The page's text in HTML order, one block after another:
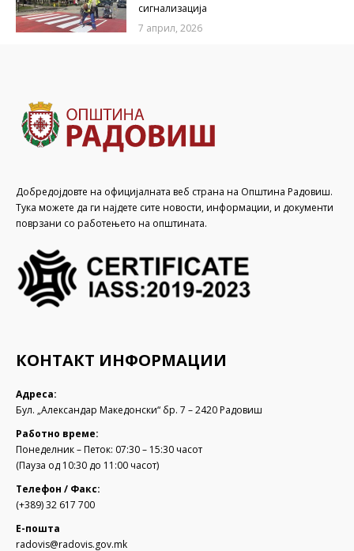
сигнализација
7 април, 2026
Добредојдовте на официјалната веб страна на Општина Радовиш.
Тука можете да ги најдете сите новости, информации, и документи
поврзани со работењето на општината.
КОНТАКТ ИНФОРМАЦИИ
Адреса:
Бул. „Александар Македонски“ бр. 7 – 2420 Радовиш
Работно време:
Понеделник – Петок: 07:30 – 15:30 часот
(Пауза од 10:30 до 11:00 часот)
Телефон / Факс:
(+389) 32 617 700
Е-пошта
radovis@radovis.gov.mk